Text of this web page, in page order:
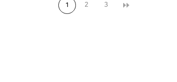
1 2 3